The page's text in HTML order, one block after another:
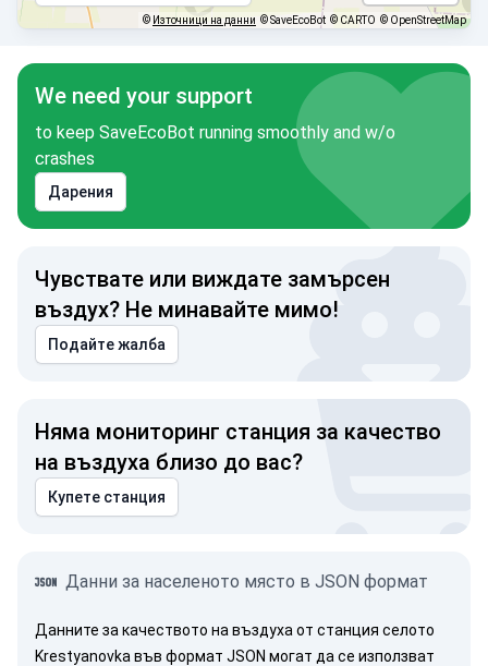
© Източници на данни © SaveEcoBot © CARTO © OpenStreetMap
We need your support
to keep SaveEcoBot running smoothly and w/o
crashes
Дарения
Чувствате или виждате замърсен
въздух? Не минавайте мимо!
Подайте жалба
Няма мониторинг станция за качество
на въздуха близо до вас?
Купете станция
Данни за населеното място в JSON формат
Данните за качеството на въздуха от станция селото
Krestyanovka във формат JSON могат да се използват